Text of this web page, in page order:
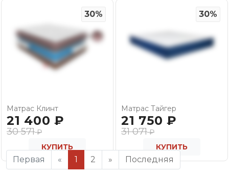
30%
Матрас Клинт
21 400 ₽
30 571₽
КУПИТЬ
30%
Матрас Тайгер
21 750 ₽
31 071₽
КУПИТЬ
Первая « 1 2 » Последняя